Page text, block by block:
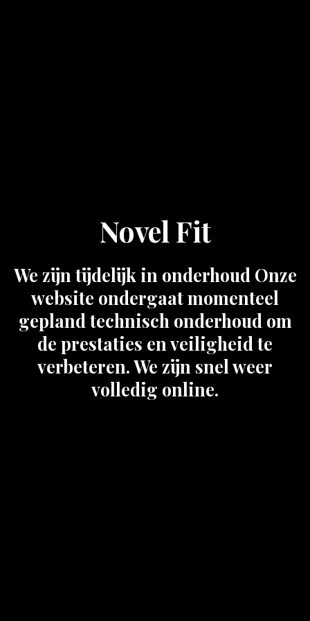
Novel Fit
We zijn tijdelijk in onderhoud Onze
website ondergaat momenteel
gepland technisch onderhoud om
de prestaties en veiligheid te
verbeteren. We zijn snel weer
volledig online.